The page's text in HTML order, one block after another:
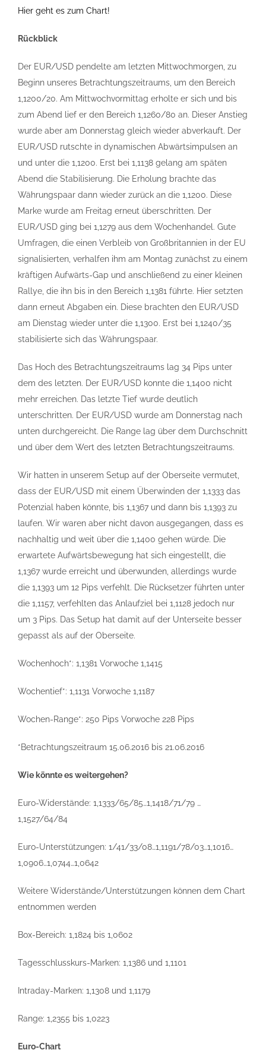
Hier geht es zum Chart!
Rückblick
Der EUR/USD pendelte am letzten Mittwochmorgen, zu
Beginn unseres Betrachtungszeitraums, um den Bereich
1,1200/20. Am Mittwochvormittag erholte er sich und bis
zum Abend lief er den Bereich 1,1260/80 an. Dieser Anstieg
wurde aber am Donnerstag gleich wieder abverkauft. Der
EUR/USD rutschte in dynamischen Abwärtsimpulsen an
und unter die 1,1200. Erst bei 1,1138 gelang am späten
Abend die Stabilisierung. Die Erholung brachte das
Währungspaar dann wieder zurück an die 1,1200. Diese
Marke wurde am Freitag erneut überschritten. Der
EUR/USD ging bei 1,1279 aus dem Wochenhandel. Gute
Umfragen, die einen Verbleib von Großbritannien in der EU
signalisierten, verhalfen ihm am Montag zunächst zu einem
kräftigen Aufwärts-Gap und anschließend zu einer kleinen
Rallye, die ihn bis in den Bereich 1,1381 führte. Hier setzten
dann erneut Abgaben ein. Diese brachten den EUR/USD
am Dienstag wieder unter die 1,1300. Erst bei 1,1240/35
stabilisierte sich das Währungspaar.
Das Hoch des Betrachtungszeitraums lag 34 Pips unter
dem des letzten. Der EUR/USD konnte die 1,1400 nicht
mehr erreichen. Das letzte Tief wurde deutlich
unterschritten. Der EUR/USD wurde am Donnerstag nach
unten durchgereicht. Die Range lag über dem Durchschnitt
und über dem Wert des letzten Betrachtungszeitraums.
Wir hatten in unserem Setup auf der Oberseite vermutet,
dass der EUR/USD mit einem Überwinden der 1,1333 das
Potenzial haben könnte, bis 1,1367 und dann bis 1,1393 zu
laufen. Wir waren aber nicht davon ausgegangen, dass es
nachhaltig und weit über die 1,1400 gehen würde. Die
erwartete Aufwärtsbewegung hat sich eingestellt, die
1,1367 wurde erreicht und überwunden, allerdings wurde
die 1,1393 um 12 Pips verfehlt. Die Rücksetzer führten unter
die 1,1157, verfehlten das Anlaufziel bei 1,1128 jedoch nur
um 3 Pips. Das Setup hat damit auf der Unterseite besser
gepasst als auf der Oberseite.
Wochenhoch*: 1,1381 Vorwoche 1,1415
Wochentief*: 1,1131 Vorwoche 1,1187
Wochen-Range*: 250 Pips Vorwoche 228 Pips
*Betrachtungszeitraum 15.06.2016 bis 21.06.2016
Wie könnte es weitergehen?
Euro-Widerstände: 1,1333/65/85…1,1418/71/79 …
1,1527/64/84
Euro-Unterstützungen: 1/41/33/08…1,1191/78/03…1,1016…
1,0906…1,0744…1,0642
Weitere Widerstände/Unterstützungen können dem Chart
entnommen werden
Box-Bereich: 1,1824 bis 1,0602
Tagesschlusskurs-Marken: 1,1386 und 1,1101
Intraday-Marken: 1,1308 und 1,1179
Range: 1,2355 bis 1,0223
Euro-Chart